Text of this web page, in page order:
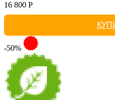
16 800 Р
-50%